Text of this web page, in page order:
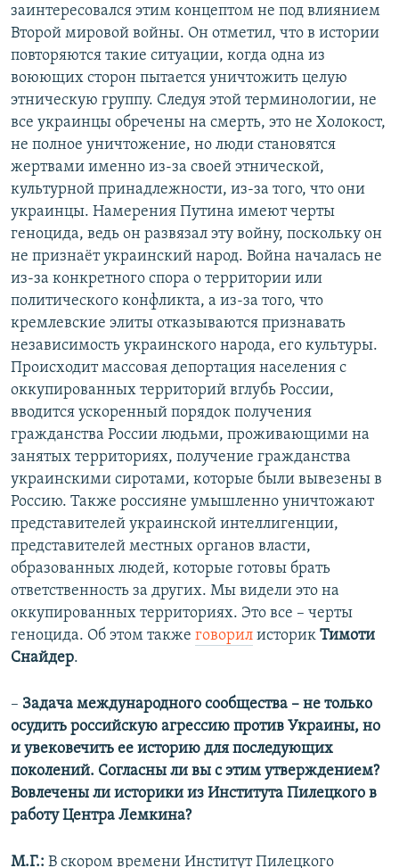
заинтересовался этим концептом не под влиянием
Второй мировой войны. Он отметил, что в истории
повторяются такие ситуации, когда одна из
воюющих сторон пытается уничтожить целую
этническую группу. Следуя этой терминологии, не
все украинцы обречены на смерть, это не Холокост,
не полное уничтожение, но люди становятся
жертвами именно из-за своей этнической,
культурной принадлежности, из-за того, что они
украинцы. Намерения Путина имеют черты
геноцида, ведь он развязал эту войну, поскольку он
не признаёт украинский народ. Война началась не
из-за конкретного спора о территории или
политического конфликта, а из-за того, что
кремлевские элиты отказываются признавать
независимость украинского народа, его культуры.
Происходит массовая депортация населения с
оккупированных территорий вглубь России,
вводится ускоренный порядок получения
гражданства России людьми, проживающими на
занятых территориях, получение гражданства
украинскими сиротами, которые были вывезены в
Россию. Также россияне умышленно уничтожают
представителей украинской интеллигенции,
представителей местных органов власти,
образованных людей, которые готовы брать
ответственность за других. Мы видели это на
оккупированных территориях. Это все – черты
геноцида. Об этом также говорил историк Тимоти
Снайдер.
– Задача международного сообщества – не только
осудить российскую агрессию против Украины, но
и увековечить ее историю для последующих
поколений. Согласны ли вы с этим утверждением?
Вовлечены ли историки из Института Пилецкого в
работу Центра Лемкина?
М.Г.: В скором времени Институт Пилецкого